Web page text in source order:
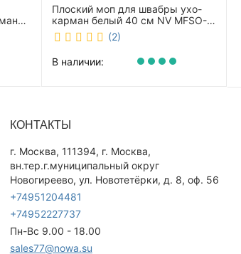
TF-
Плоский моп для швабры ухо-
карман белый 40 см NV MFSO-
M-40/C
(2)
В наличии:
КОНТАКТЫ
г. Москва, 111394, г. Москва,
вн.тер.г.муниципальный округ
Новогиреево, ул. Новотетёрки, д. 8, оф. 56
+74951204481
+74952227737
Пн-Вс 9.00 - 18.00
sales77@nowa.su